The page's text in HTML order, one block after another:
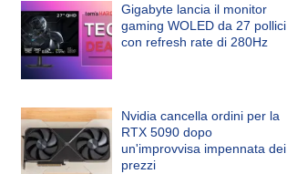
Gigabyte lancia il monitor
gaming WOLED da 27 pollici
con refresh rate di 280Hz
Nvidia cancella ordini per la
RTX 5090 dopo
un'improvvisa impennata dei
prezzi